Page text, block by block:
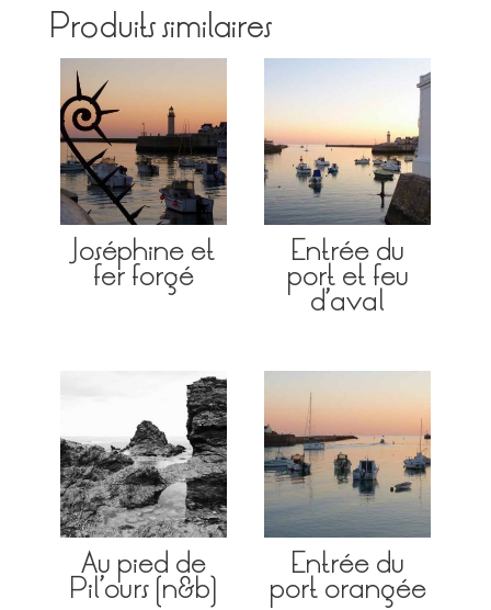
Produits similaires
Joséphine et
fer forgé
Entrée du
port et feu
d’aval
Au pied de
Pil’ours (n&b)
Entrée du
port orangée